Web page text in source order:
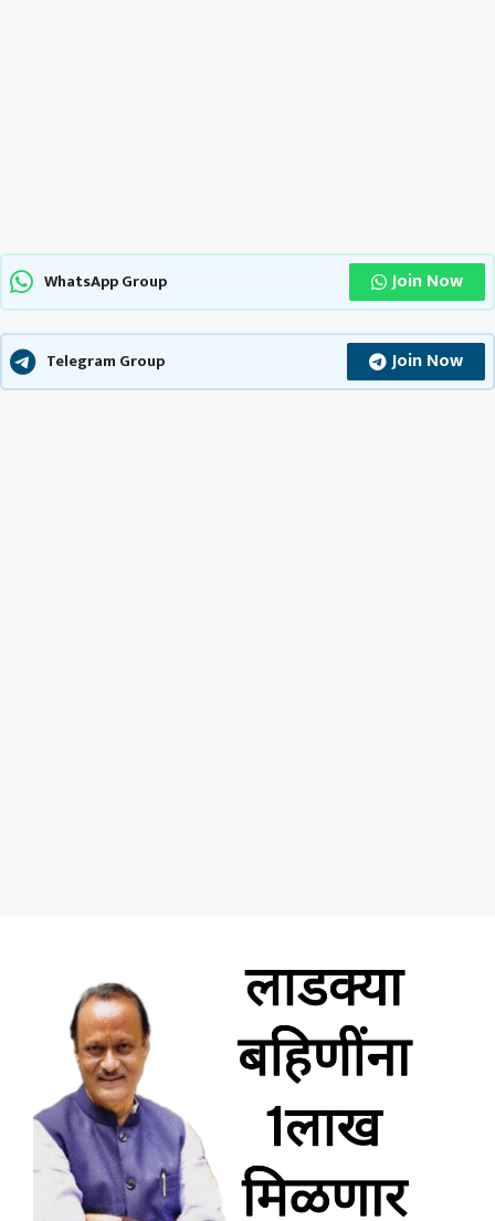
WhatsApp Group Join Now
Telegram Group Join Now